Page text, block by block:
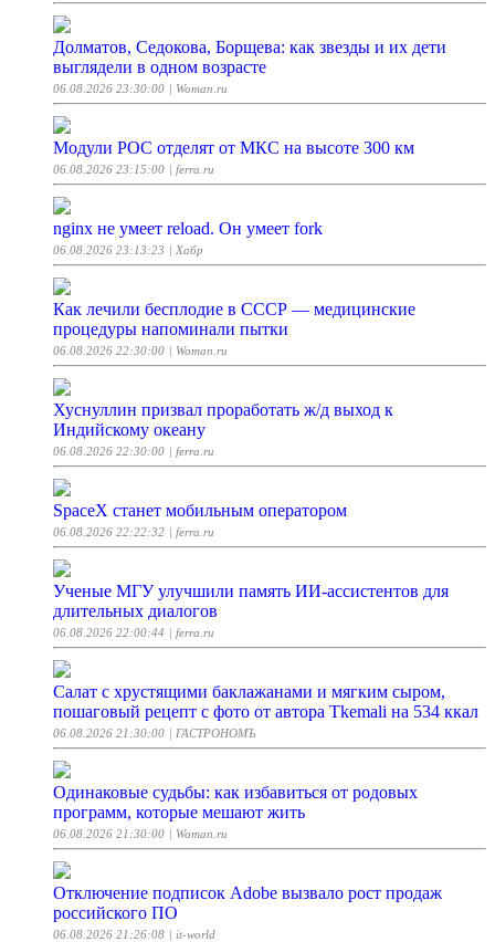
Долматов, Седокова, Борщева: как звезды и их дети
выглядели в одном возрасте
06.08.2026 23:30:00 | Woman.ru
Модули РОС отделят от МКС на высоте 300 км
06.08.2026 23:15:00 | ferra.ru
nginx не умеет reload. Он умеет fork
06.08.2026 23:13:23 | Хабр
Как лечили бесплодие в СССР — медицинские
процедуры напоминали пытки
06.08.2026 22:30:00 | Woman.ru
Хуснуллин призвал проработать ж/д выход к
Индийскому океану
06.08.2026 22:30:00 | ferra.ru
SpaceX станет мобильным оператором
06.08.2026 22:22:32 | ferra.ru
Ученые МГУ улучшили память ИИ-ассистентов для
длительных диалогов
06.08.2026 22:00:44 | ferra.ru
Салат с хрустящими баклажанами и мягким сыром,
пошаговый рецепт с фото от автора Tkemali на 534 ккал
06.08.2026 21:30:00 | ГАСТРОНОМЪ
Одинаковые судьбы: как избавиться от родовых
программ, которые мешают жить
06.08.2026 21:30:00 | Woman.ru
Отключение подписок Adobe вызвало рост продаж
российского ПО
06.08.2026 21:26:08 | it-world